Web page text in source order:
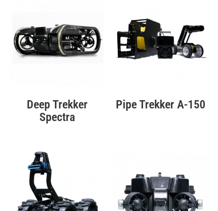
Deep Trekker
Spectra
Pipe Trekker A-150